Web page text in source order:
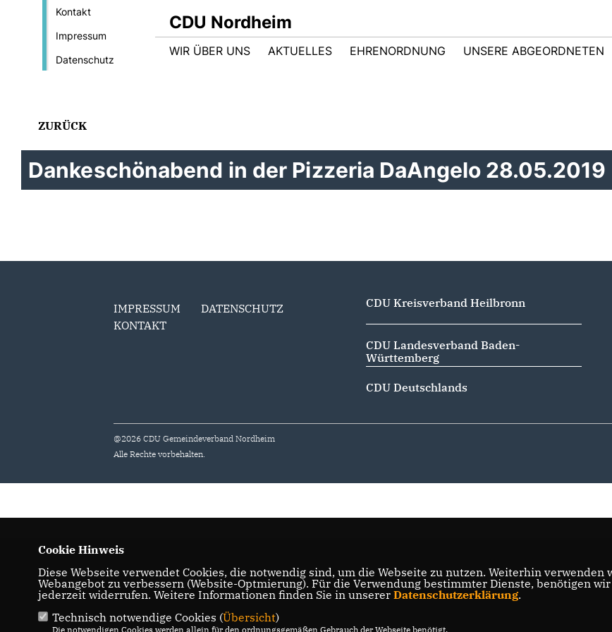
Kontakt
Impressum
Datenschutz
CDU Nordheim
WIR ÜBER UNS AKTUELLES EHRENORDNUNG UNSERE ABGEORDNETEN
ZURÜCK
Dankeschönabend in der Pizzeria DaAngelo 28.05.2019
IMPRESSUM
DATENSCHUTZ
KONTAKT
CDU Kreisverband Heilbronn
CDU Landesverband Baden-
Württemberg
CDU Deutschlands
@2026 CDU Gemeindeverband Nordheim
Alle Rechte vorbehalten.
Cookie Hinweis
Diese Webseite verwendet Cookies, die notwendig sind, um die Webseite zu nutzen. Weiterhin
Webangebot zu verbessern (Website-Optmierung). Für die Verwendung bestimmter Dienste, benötigen
jederzeit widerrufen. Weitere Informationen finden Sie in unserer Datenschutzerklärung.
Technisch notwendige Cookies (Übersicht)
Die notwendigen Cookies werden allein für den ordnungsgemäßen Gebrauch der Webseite benötigt.